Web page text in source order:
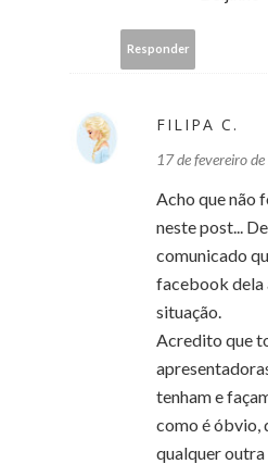
Responder
FILIPA C.
17 de fevereiro
Acho que não
neste post...
comunicado
facebook dela
situação.
Acredito que
tenham e
como é óbvio,
qualquer